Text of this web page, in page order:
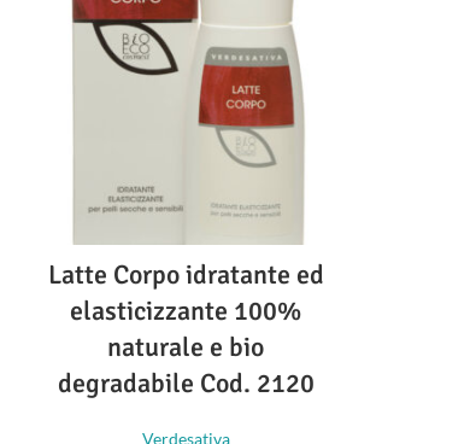
Latte Corpo idratante ed
elasticizzante 100%
naturale e bio
degradabile Cod. 2120
Verdesativa